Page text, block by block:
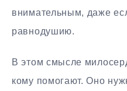
внимательным, даже
равнодушию.
В этом смысле
кому помогают. Оно